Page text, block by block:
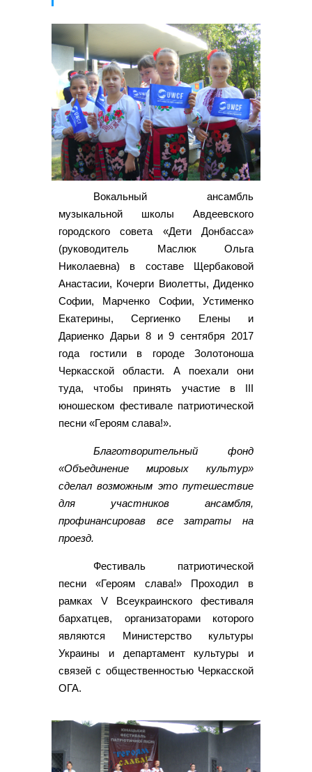
Вокальный ансамбль
музыкальной школы Авдеевского
городского совета «Дети Донбасса»
(руководитель Маслюк Ольга
Николаевна) в составе Щербаковой
Анастасии, Кочерги Виолетты, Диденко
Софии, Марченко Софии, Устименко
Екатерины, Сергиенко Елены и
Дариенко Дарьи 8 и 9 сентября 2017
года гостили в городе Золотоноша
Черкасской области. А поехали они
туда, чтобы принять участие в III
юношеском фестивале патриотической
песни «Героям слава!».
Благотворительный фонд
«Объединение мировых культур»
сделал возможным это путешествие
для участников ансамбля,
профинансировав все затраты на
проезд.
Фестиваль патриотической
песни «Героям слава!» Проходил в
рамках V Всеукраинского фестиваля
бархатцев, организаторами которого
являются Министерство культуры
Украины и департамент культуры и
связей с общественностью Черкасской
ОГА.